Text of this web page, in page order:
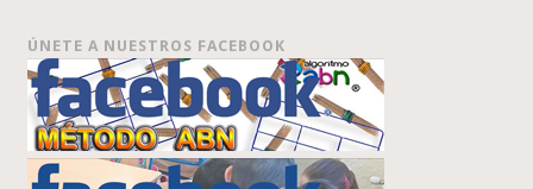
ÚNETE A NUESTROS FACEBOOK